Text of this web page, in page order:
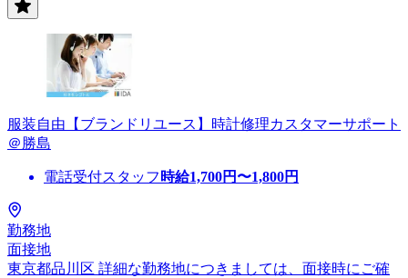
服装自由【ブランドリユース】時計修理カスタマーサポート
＠勝島
電話受付スタッフ 時給1,700円〜1,800円
勤務地
面接地
東京都品川区 詳細な勤務地につきましては、面接時にご確